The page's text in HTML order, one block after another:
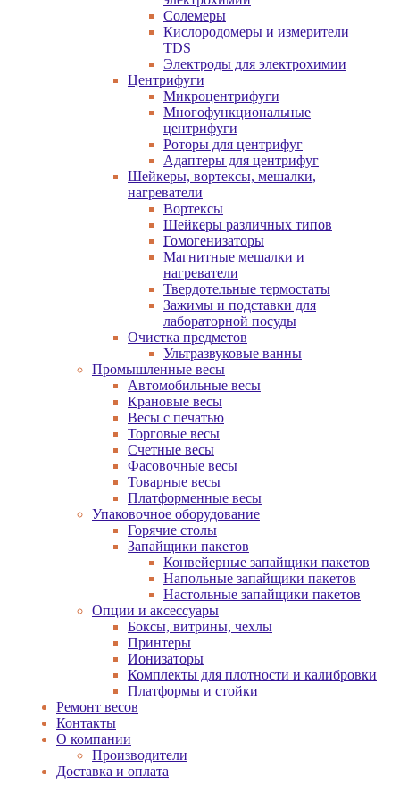
Солемеры
Кислородомеры и измерители
TDS
Электроды для электрохимии
Центрифуги
Микроцентрифуги
Многофункциональные
центрифуги
Роторы для центрифуг
Адаптеры для центрифуг
Шейкеры, вортексы, мешалки,
нагреватели
Вортексы
Шейкеры различных типов
Гомогенизаторы
Магнитные мешалки и
нагреватели
Твердотельные термостаты
Зажимы и подставки для
лабораторной посуды
Очистка предметов
Ультразвуковые ванны
Промышленные весы
Автомобильные весы
Крановые весы
Весы с печатью
Торговые весы
Счетные весы
Фасовочные весы
Товарные весы
Платформенные весы
Упаковочное оборудование
Горячие столы
Запайщики пакетов
Конвейерные запайщики пакетов
Напольные запайщики пакетов
Настольные запайщики пакетов
Опции и аксессуары
Боксы, витрины, чехлы
Принтеры
Ионизаторы
Комплекты для плотности и калибровки
Платформы и стойки
Ремонт весов
Контакты
О компании
Производители
Доставка и оплата